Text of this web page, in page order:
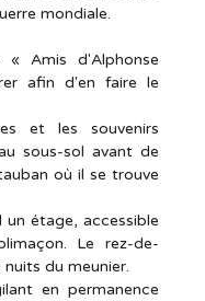
mondiale.
Amis d'Alphonse
afin d'en faire le
et les souvenirs
sous-sol avant de
où il se trouve
étage, accessible
Le rez-de-
du meunier.
en permanence